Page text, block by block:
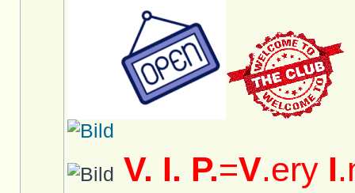
V. I. P.=V.ery I